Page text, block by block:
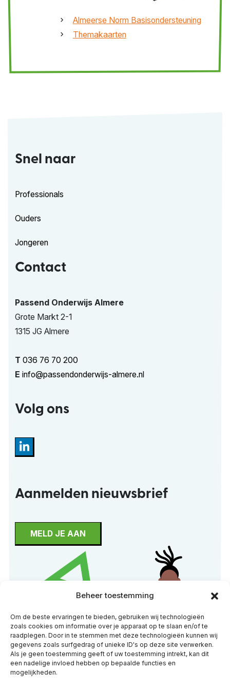
Beheer toestemming
Om de beste ervaringen te bieden, gebruiken wij technologieën
zoals cookies om informatie over je apparaat op te slaan en/of te
raadplegen. Door in te stemmen met deze technologieën kunnen wij
gegevens zoals surfgedrag of unieke ID's op deze site verwerken.
Als je geen toestemming geeft of uw toestemming intrekt, kan dit
een nadelige invloed hebben op bepaalde functies en
mogelijkheden.
Almeerse Norm Basisondersteuning
Themakaarten
Snel naar
Professionals
Ouders
Jongeren
Contact
Passend Onderwijs Almere
Grote Markt 2-1
1315 JG Almere
T 036 76 70 200
E info@passendonderwijs-almere.nl
Volg ons
Aanmelden nieuwsbrief
MELD JE AAN